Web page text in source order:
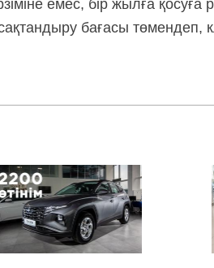
емес, бір жылға қосуға
бағасы төмендеп,